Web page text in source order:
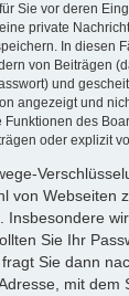
Sie vor deren
private
In diesen
von Beiträgen
und
angezeigt und
des
oder explizit
von
Insbesondere
Sie Ihr
Sie dann
mit dem